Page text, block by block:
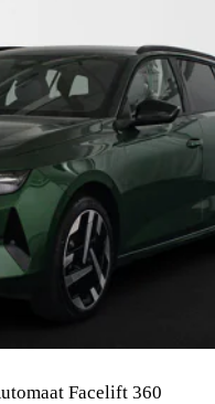
Facelift 360